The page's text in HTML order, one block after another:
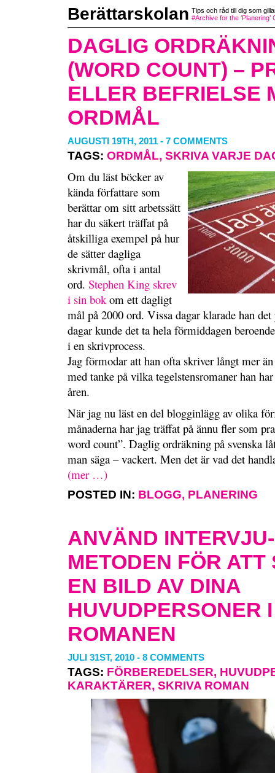
Berättarskolan Tips och råd till dig som
#Archive for the ‘Planering’
DAGLIG
(WORD COUNT) –
ELLER BEFRIELSE
ORDMÅL
AUGUSTI 19TH, 2011 - 7 COMMENTS
TAGS: ORDMÅL, SKRIVA VARJE
Om du läst böcker av
kända författare som
berättar om sitt arbetssätt
har du säkert träffat på
åtskilliga exempel på hur
de sätter dagliga
skrivmål, ofta i antal
ord. Stephen King skrev
i sin bokom ett dagligt
mål på 2000 ord. Vissa dagar klarade han
dagar kunde det ta hela förmiddagen
i en skrivprocess.
Jag förmodar att han ofta skriver långt mer
med tanke på vilka tegelstensromaner han
åren.
När jag nu läst en del blogginlägg av olika
månaderna har jag träffat på ännu fler som
word count”. Daglig ordräkning på svenska
man säga – vackert. Men det är vad det
(mer …)
POSTED IN: BLOGG, PLANERING
ANVÄND INTERVJU-
METODEN FÖR ATT
EN BILD AV DINA
HUVUDPERSONER I
ROMANEN
JULI 31ST, 2010 - 8 COMMENTS
TAGS: FÖRBEREDELSER,
KARAKTÄRER, SKRIVA ROMAN